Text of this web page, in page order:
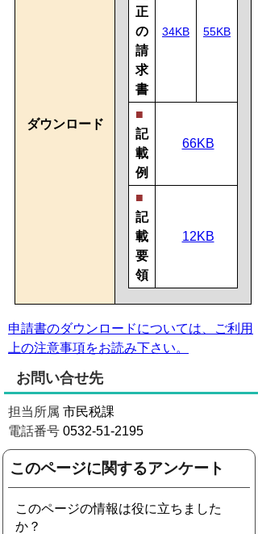
ダウンロード
正
の
請
求
書
34KB 55KB
■
記
載
例
66KB
■
記
載
要
領
12KB
申請書のダウンロードについては、ご利用
上の注意事項をお読み下さい。
お問い合せ先
担当所属 市民税課
電話番号 0532-51-2195
このページに関するアンケート
このページの情報は役に立ちました
か？